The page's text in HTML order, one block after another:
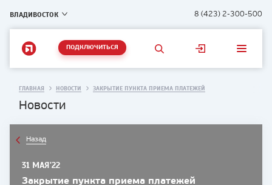
ВЛАДИВОСТОК 8 (423) 2-300-500
ПОДКЛЮЧИТЬСЯ
ГЛАВНАЯ НОВОСТИ ЗАКРЫТИЕ ПУНКТА ПРИЕМА ПЛАТЕЖЕЙ
Новости
Назад
31 МАЯ'22
Закрытие пункта приема платежей